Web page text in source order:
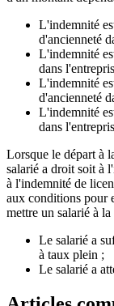
L'indemnité
d'ancienneté
L'indemnité
dans
L'indemnité
d'ancienneté
L'indemnité
dans
Lorsque le départ à
salarié a droit soit à
à l'indemnité de
aux conditions pour
mettre un salarié à
Le salarié a
à taux plein ;
Le salarié a